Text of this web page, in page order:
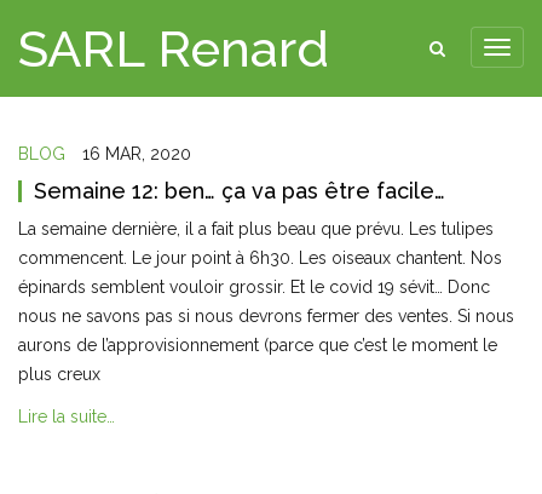
SARL Renard
BLOG 16 MAR, 2020
Semaine 12: ben… ça va pas être facile…
La semaine dernière, il a fait plus beau que prévu. Les tulipes
commencent. Le jour point à 6h30. Les oiseaux chantent. Nos
épinards semblent vouloir grossir. Et le covid 19 sévit… Donc
nous ne savons pas si nous devrons fermer des ventes. Si nous
aurons de l’approvisionnement (parce que c’est le moment le
plus creux
Lire la suite…